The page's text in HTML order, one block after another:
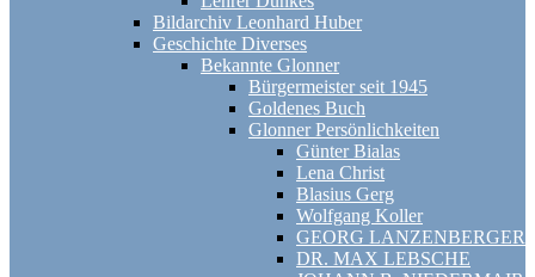
Bildarchiv Leonhard Huber
Geschichte Diverses
Bekannte Glonner
Bürgermeister seit 1945
Goldenes Buch
Glonner Persönlichkeiten
Günter Bialas
Lena Christ
Blasius Gerg
Wolfgang Koller
GEORG LANZENBERGER
DR. MAX LEBSCHE